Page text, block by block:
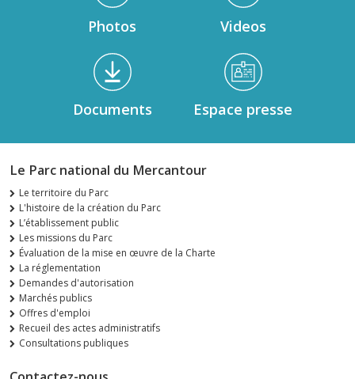
Photos Videos
Documents Espace presse
Le Parc national du Mercantour
Le territoire du Parc
L'histoire de la création du Parc
L’établissement public
Les missions du Parc
Évaluation de la mise en œuvre de la Charte
La réglementation
Demandes d'autorisation
Marchés publics
Offres d'emploi
Recueil des actes administratifs
Consultations publiques